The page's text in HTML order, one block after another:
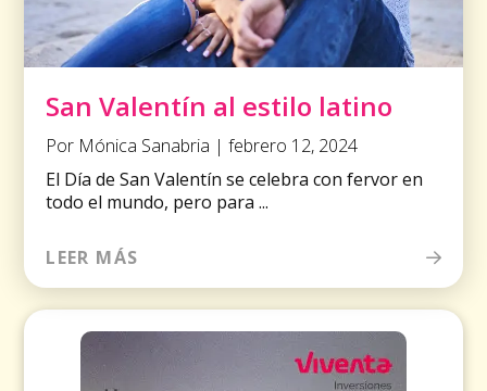
San Valentín al estilo latino
Por Mónica Sanabria | febrero 12, 2024
El Día de San Valentín se celebra con fervor en
todo el mundo, pero para ...
LEER MÁS